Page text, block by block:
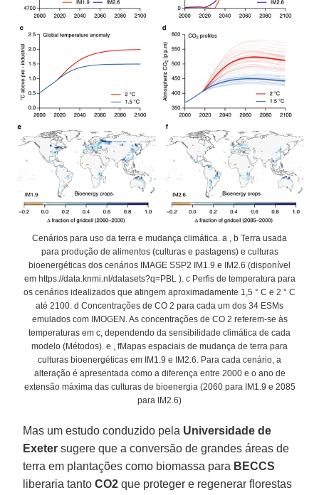
Cenários para uso da terra e mudança climática. a , b Terra usada
para produção de alimentos (culturas e pastagens) e culturas
bioenergéticas dos cenários IMAGE SSP2 IM1.9 e IM2.6 (disponível
em https://data.knmi.nl/datasets?q=PBL ). c Perfis de temperatura para
os cenários idealizados que atingem aproximadamente 1,5 ° C e 2 ° C
até 2100. d Concentrações de CO 2 para cada um dos 34 ESMs
emulados com IMOGEN. As concentrações de CO 2 referem-se às
temperaturas em c, dependendo da sensibilidade climática de cada
modelo (Métodos). e , fMapas espaciais de mudança de terra para
culturas bioenergéticas em IM1.9 e IM2.6. Para cada cenário, a
alteração é apresentada como a diferença entre 2000 e o ano de
extensão máxima das culturas de bioenergia (2060 para IM1.9 e 2085
para IM2.6)
Mas um estudo conduzido pela Universidade de
Exeter sugere que a conversão de grandes áreas de
terra em plantações como biomassa para BECCS
liberaria tantoCO2 que proteger e regenerar florestas